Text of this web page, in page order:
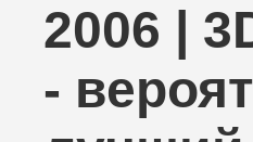
2006 |
-